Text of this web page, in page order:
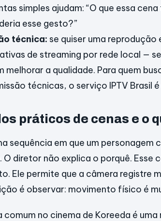
simples ajudam: “O que essa
esse gesto?”
técnica: se quiser uma
de streaming por rede local —
melhorar a qualidade. Para quem
técnicas, o serviço IPTV Brasil
práticos de cenas e o
sequência em que um personagem
O diretor não explica o porquê. Esse
Ele permite que a câmera registre
é observar: movimento físico é
comum no cinema de Koreeda é